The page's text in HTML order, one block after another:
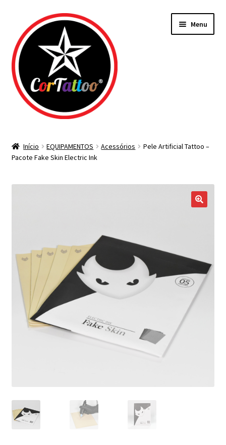
para
navegação
para
o
conteúdo
Menu
Agulhas
Bicos Descartáveis
Contato
Início EQUIPAMENTOS Acessórios
Pele Artificial Tattoo –
Pacote Fake Skin Electric Ink